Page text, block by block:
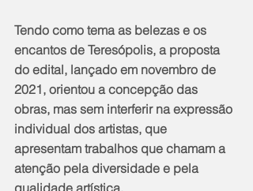
Tendo como tema as belezas e os
encantos de Teresópolis, a proposta
do edital, lançado em novembro de
2021, orientou a concepção das
obras, mas sem interferir na expressão
individual dos artistas, que
apresentam trabalhos que chamam a
atenção pela diversidade e pela